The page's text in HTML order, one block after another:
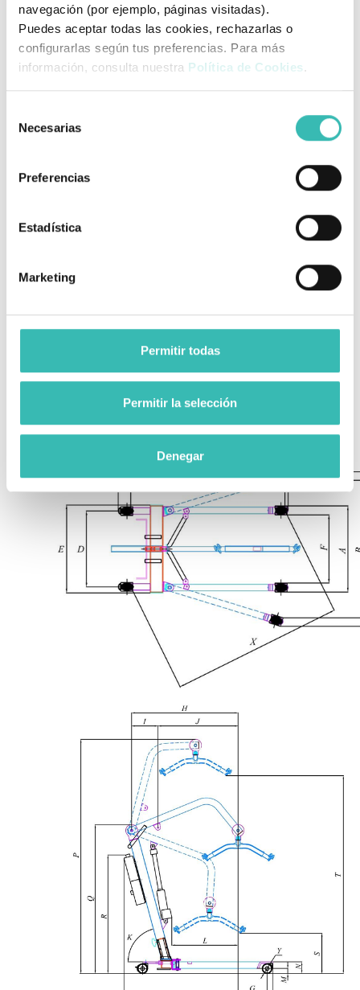
navegación (por ejemplo, páginas visitadas).
Puedes aceptar todas las cookies, rechazarlas o
configurarlas según tus preferencias. Para más
información, consulta nuestra Política de Cookies .
Necesarias
Preferencias
Estadística
Marketing
Permitir todas
Permitir la selección
Denegar
punto de agotarse. Permite
realizar varios ciclos
CARGADOR
integrado con entrada de
manejo de la grúa. Sistema
emergencia Opción de
Cuatro enganches en tubo
de acero recubierto con
pintura epoxi-poliéster y
caucho termoinyectado.
Tubo de acero recubierto
y polipropileno
termoinyectado.